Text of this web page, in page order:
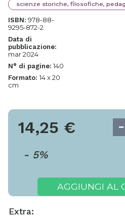
scienze storiche, filosofiche,
ISBN: 978-88-
9295-872-2
Data di
pubblicazione:
mar 2024
N° di pagine: 140
Formato: 14 x 20
cm
14,25 €
- 5%
AGGIUNGI AL
Extra: